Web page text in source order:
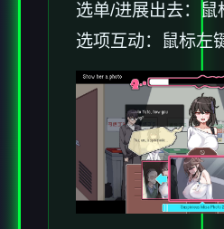
选单/进展出去：鼠
选项互动：鼠标左